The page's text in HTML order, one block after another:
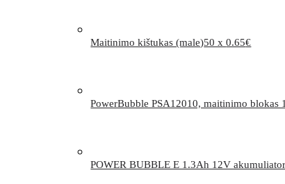
Maitinimo kištukas (male)50 x0.65€
PowerBubble PSA12010, maitinimo blokas
POWER BUBBLE E 1.3Ah 12V